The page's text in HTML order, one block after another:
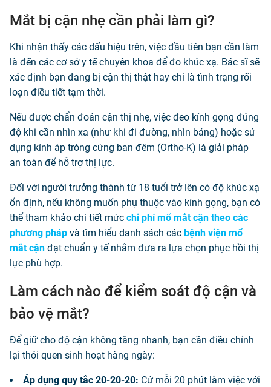
Mắt bị cận nhẹ cần phải làm gì?
Khi nhận thấy các dấu hiệu trên, việc đầu tiên bạn cần làm
là đến các cơ sở y tế chuyên khoa để đo khúc xạ. Bác sĩ sẽ
xác định bạn đang bị cận thị thật hay chỉ là tình trạng rối
loạn điều tiết tạm thời.
Nếu được chẩn đoán cận thị nhẹ, việc đeo kính gọng đúng
độ khi cần nhìn xa (như khi đi đường, nhìn bảng) hoặc sử
dụng kính áp tròng cứng ban đêm (Ortho-K) là giải pháp
an toàn để hỗ trợ thị lực.
Đối với người trưởng thành từ 18 tuổi trở lên có độ khúc xạ
ổn định, nếu không muốn phụ thuộc vào kính gọng, bạn có
thể tham khảo chi tiết mức chi phí mổ mắt cận theo các
phương pháp và tìm hiểu danh sách các bệnh viện mổ
mắt cận đạt chuẩn y tế nhằm đưa ra lựa chọn phục hồi thị
lực phù hợp.
Làm cách nào để kiểm soát độ cận và
bảo vệ mắt?
Để giữ cho độ cận không tăng nhanh, bạn cần điều chỉnh
lại thói quen sinh hoạt hàng ngày:
Áp dụng quy tắc 20-20-20: Cứ mỗi 20 phút làm việc với